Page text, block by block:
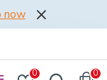
now
0 0